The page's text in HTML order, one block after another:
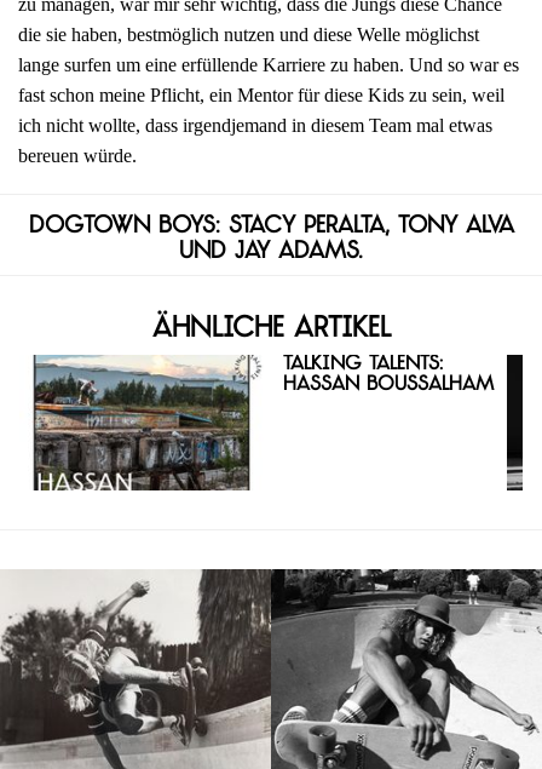
die sie haben, bestmöglich nutzen und diese Welle möglichst
lange surfen um eine erfüllende Karriere zu haben. Und so war es
fast schon meine Pflicht, ein Mentor für diese Kids zu sein, weil
ich nicht wollte, dass irgendjemand in diesem Team mal etwas
bereuen würde.
Dogtown Boys: Stacy Peralta, Tony Alva
und Jay Adams.
Ähnliche Artikel
Talking Talents:
Hassan Boussalham